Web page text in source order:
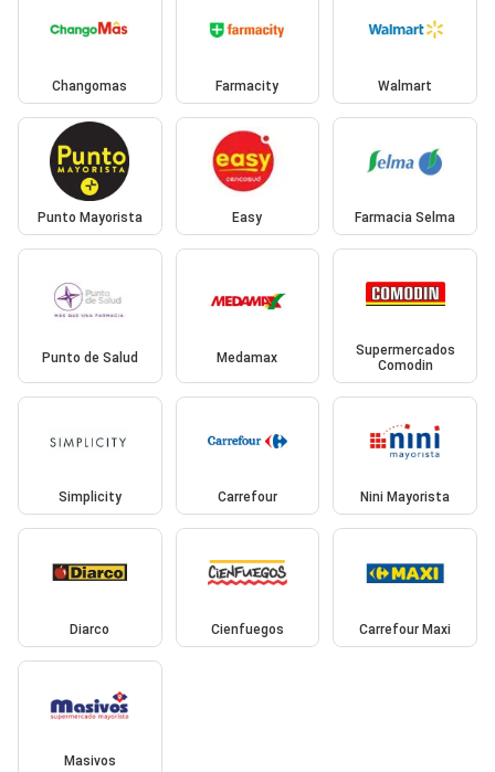
Changomas Farmacity Walmart
Punto Mayorista Easy Farmacia Selma
Punto de Salud Medamax
Supermercados
Comodin
Simplicity Carrefour Nini Mayorista
Diarco Cienfuegos Carrefour Maxi
Masivos